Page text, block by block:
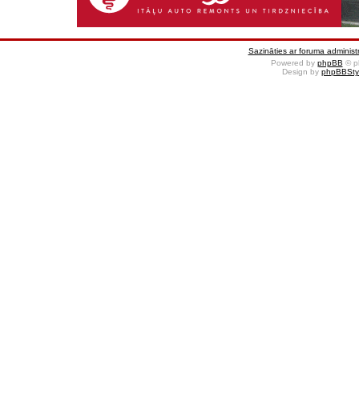
Sazināties ar foruma
Powered by phpBB ©
Design by